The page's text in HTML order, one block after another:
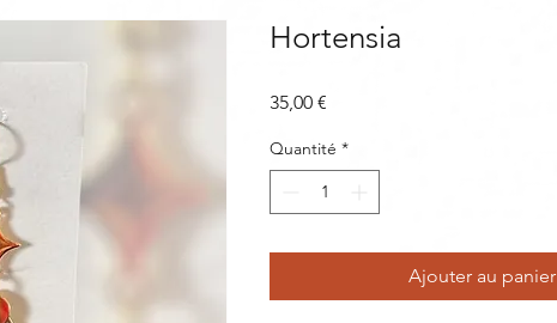
Hortensia
35,00 €
Quantité *
Ajouter au panier